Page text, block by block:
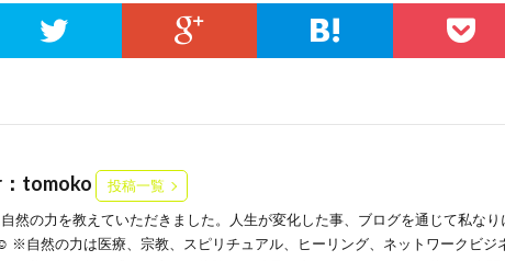
tomoko
投稿一覧
然の力を教えていただきました。人生が変化した事、ブログを通じて私なり
※自然の力は医療、宗教、スピリチュアル、ヒーリング、ネットワークビジ